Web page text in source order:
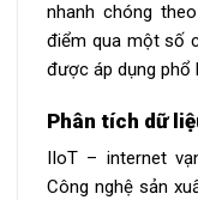
nhanh chóng
điểm qua một số
được áp dụng phổ
Phân tích dữ
IIoT – internet
Công nghệ sản